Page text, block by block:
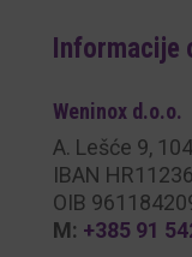
Informacije
Weninox d.o.o.
A. Lešće 9,
IBAN
OIB
M: +385 91